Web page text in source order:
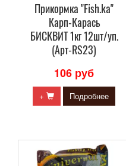
Прикормка "Fish.ka"
Карп-Карась
БИСКВИТ 1кг 12шт/уп.
(Арт-RS23)
106 руб
+ Подробнее